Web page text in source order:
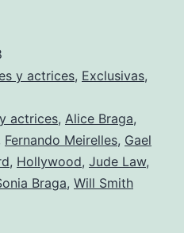
y actrices, Exclusivas,
actrices, Alice Braga,
Fernando Meirelles, Gael
, Hollywood, Jude Law,
Braga, Will Smith